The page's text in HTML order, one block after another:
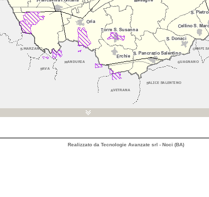
Realizzato da Tecnologie Avanzate srl - Noci (BA)